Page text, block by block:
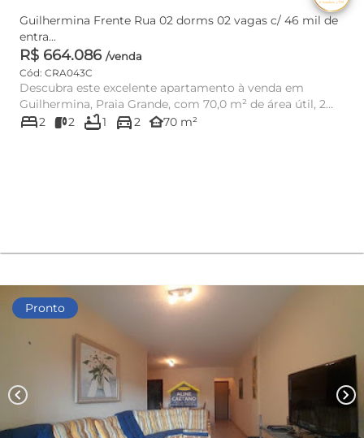
Guilhermina Frente Rua 02 dorms 02 vagas c/ 46 mil de
entra...
R$ 664.086 /venda
Cód: CRA043C
Descubra este excelente apartamento à venda em
Guilhermina, Praia Grande, com 70,0 m² de área útil, 2
dormitórios, send...
bed2 2 bathtub1 directions_car2 other_houses70 m²
Pronto
chevron_left chevron_right